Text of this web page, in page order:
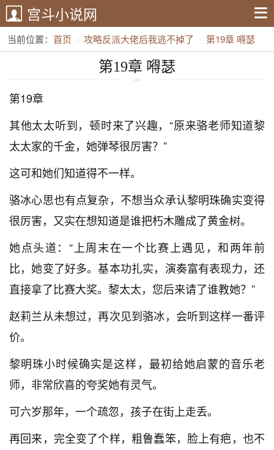
宫斗小说网
当前位置： 首页 攻略反派大佬后我逃不掉了 第19章 嘚瑟
第19章 嘚瑟
第19章
其他太太听到，顿时来了兴趣，“原来骆老师知道黎
太太家的千金，她弹琴很厉害？”
这可和她们知道得不一样。
骆冰心思也有点复杂，不想当众承认黎明珠确实变得
很厉害，又实在想知道是谁把朽木雕成了黄金树。
她点头道：“上周末在一个比赛上遇见，和两年前
比，她变了好多。基本功扎实，演奏富有表现力，还
直接拿了比赛大奖。黎太太，您后来请了谁教她？”
赵莉兰从未想过，再次见到骆冰，会听到这样一番评
价。
黎明珠小时候确实是这样，最初给她启蒙的音乐老
师，非常欣喜的夸奖她有灵气。
可六岁那年，一个疏忽，孩子在街上走丢。
再回来，完全变了个样，粗鲁蠢笨，脸上有疤，也不